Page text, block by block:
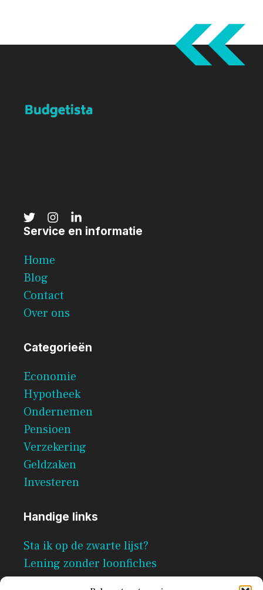
Service en informatie
Home
Blog
Contact
Over ons
Categorieën
Economie
Hypotheek
Ondernemen
Pensioen
Verzekering
Geldzaken
Investeren
Handige links
Sta ik op de zwarte lijst?
Lening zonder loonfiches
Per direct geld lenen zonder